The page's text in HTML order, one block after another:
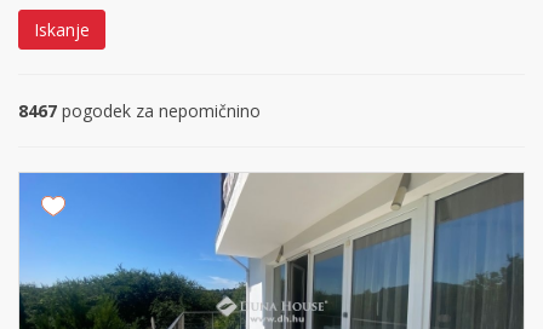
Iskanje
8467 pogodek za nepomičnino